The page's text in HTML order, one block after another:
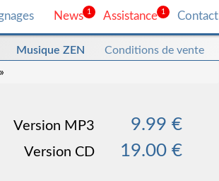
Musique ZEN Conditions de vente
1
News 1
Assistance Contact
Version MP3 9.99 €
Version CD 19.00 €